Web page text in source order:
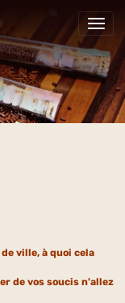
ville, à quoi cela
de vos soucis n'allez